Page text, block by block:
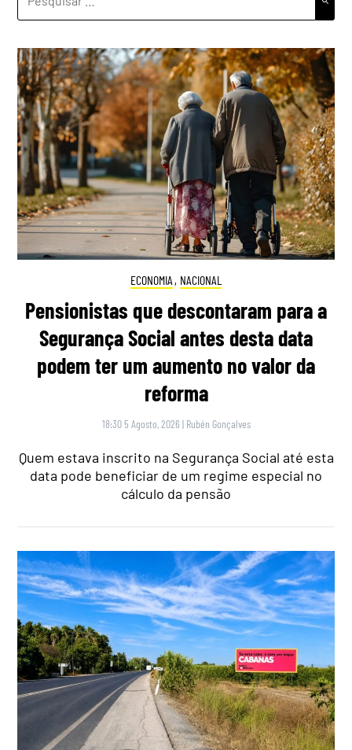
POR:
ECONOMIA , NACIONAL
Pensionistas que descontaram para a
Segurança Social antes desta data
podem ter um aumento no valor da
reforma
18:30 5 Agosto, 2026 | Rubén Gonçalves
Quem estava inscrito na Segurança Social até esta
data pode beneficiar de um regime especial no
cálculo da pensão